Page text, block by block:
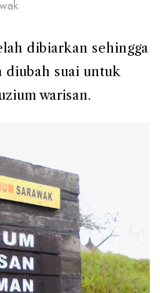
dibiarkan sehingga
diubah suai untuk
warisan.